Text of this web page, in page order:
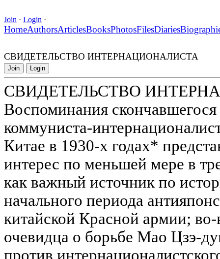
Join · Login ·
HomeAuthorsArticlesBooksPhotosFilesDiaries
СВИДЕТЕЛЬСТВО ИНТЕРНАЦИОНАЛИСТА
Join Login
СВИДЕТЕЛЬСТВО
Воспоминания скончавшегося
коммуниста-
Китае в 1930-х годах*
интерес по меньшей мере в
как важный источник по
начального периода
китайской Красной армии; во-
очевидца о борьбе Мао Цзэ-
против